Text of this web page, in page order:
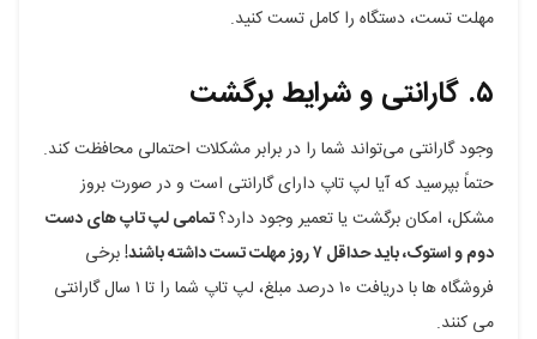
مهلت تست، دستگاه را کامل تست کنید.
۵. گارانتی و شرایط برگشت
وجود گارانتی می‌تواند شما را در برابر مشکلات احتمالی محافظت کند.
حتماً بپرسید که آیا لپ تاپ دارای گارانتی است و در صورت بروز
مشکل، امکان برگشت یا تعمیر وجود دارد؟تمامی لپ تاپ های دست
دوم و استوک، باید حداقل ۷ روز مهلت تست داشته باشند!
برخی
فروشگاه ها با دریافت ۱۰ درصد مبلغ، لپ تاپ شما را تا ۱ سال گارانتی
می کنند.